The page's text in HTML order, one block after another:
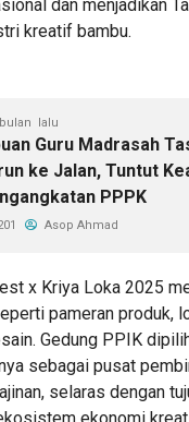
dan menjadikan
kreatif bambu.
lalu
Guru Madrasah
ke Jalan, Tuntut
PPPK
Asop Ahmad
x Kriya Loka 2025
pameran produk,
Gedung PPIK
sebagai pusat
selaras dengan